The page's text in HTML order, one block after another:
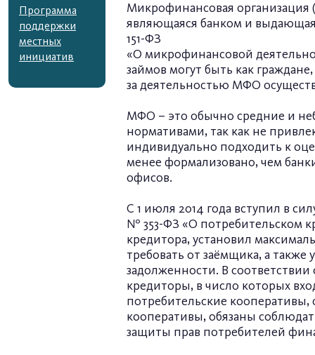
Программа
поддержки
местных
инициатив
Микрофинансовая организация
являющаяся банком и
151-ФЗ
«О микрофинансовой
займов могут быть как
за деятельностью МФО
МФО – это обычно средние и
нормативами, так как не
индивидуально подходить к
менее формализовано, чем
офисов.
С 1 июля 2014 года вступил в
№ 353-ФЗ «О потребительском
кредитора, установил
требовать от заёмщика, а
задолженности. В
кредиторы, в число которых
потребительские
кооперативы, обязаны
защиты прав потребителей